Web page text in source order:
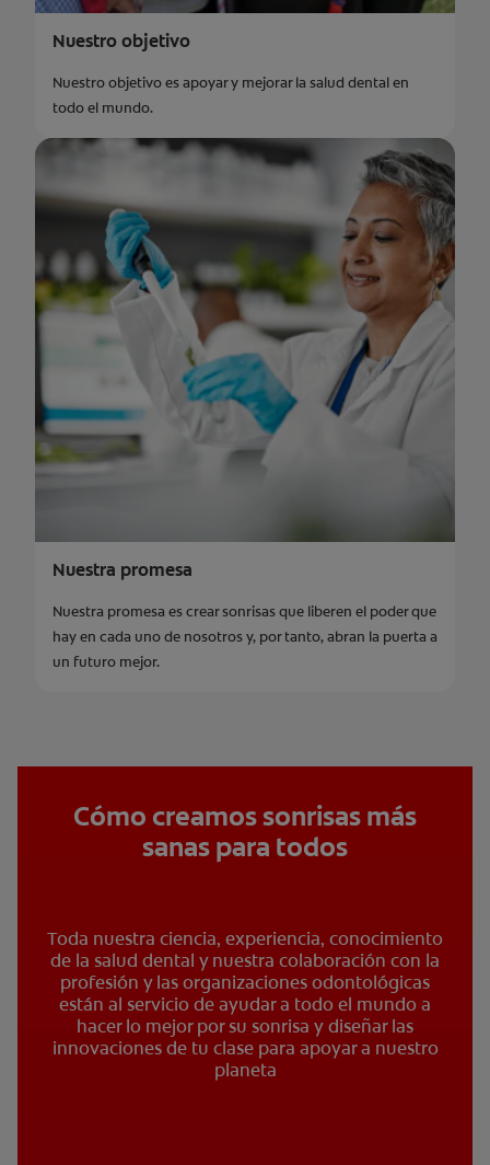
Nuestro objetivo
Nuestro objetivo es apoyar y mejorar la salud dental en
todo el mundo.
Nuestra promesa
Nuestra promesa es crear sonrisas que liberen el poder que
hay en cada uno de nosotros y, por tanto, abran la puerta a
un futuro mejor.
Cómo creamos sonrisas más
sanas para todos
Toda nuestra ciencia, experiencia, conocimiento
de la salud dental y nuestra colaboración con la
profesión y las organizaciones odontológicas
están al servicio de ayudar a todo el mundo a
hacer lo mejor por su sonrisa y diseñar las
innovaciones de tu clase para apoyar a nuestro
planeta